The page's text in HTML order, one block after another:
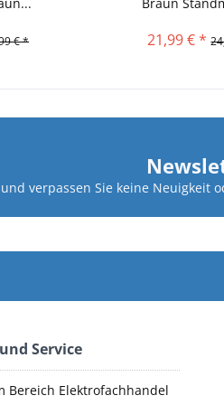
€ * 21,99 € *
verpassen Sie keine
Service
Bereich Elektrofachhandel